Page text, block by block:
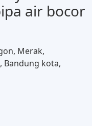
air bocor
Merak,
Bandung kota,